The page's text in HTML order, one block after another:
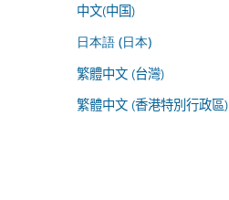
中文(中国)
日本語 (日本)
繁體中文 (台灣)
繁體中文 (香港特別行政區)